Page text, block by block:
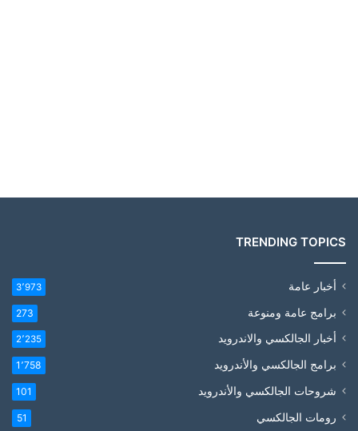
TRENDING TOPICS
أخبار عامة 3٬973
برامج عامة ومنوعة 273
أخبار الجالكسي والاندرويد 2٬235
برامج الجالكسي والأندرويد 1٬758
شروحات الجالكسي والأندرويد 101
رومات الجالكسي 51